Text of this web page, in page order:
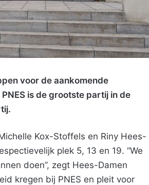
voor de aankomende
is de grootste partij in de
Kox-Stoffels en Riny Hees-
plek 5, 13 en 19. “We
doen”, zegt Hees-Damen
kregen bij PNES en pleit voor